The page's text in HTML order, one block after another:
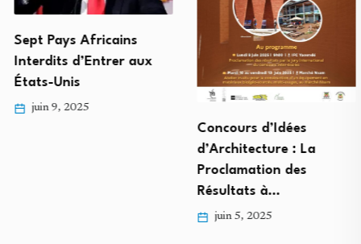
Sept Pays Africains
Interdits d’Entrer aux
États-Unis
juin 9, 2025
Concours d’Idées
d’Architecture : La
Proclamation des
Résultats à…
juin 5, 2025